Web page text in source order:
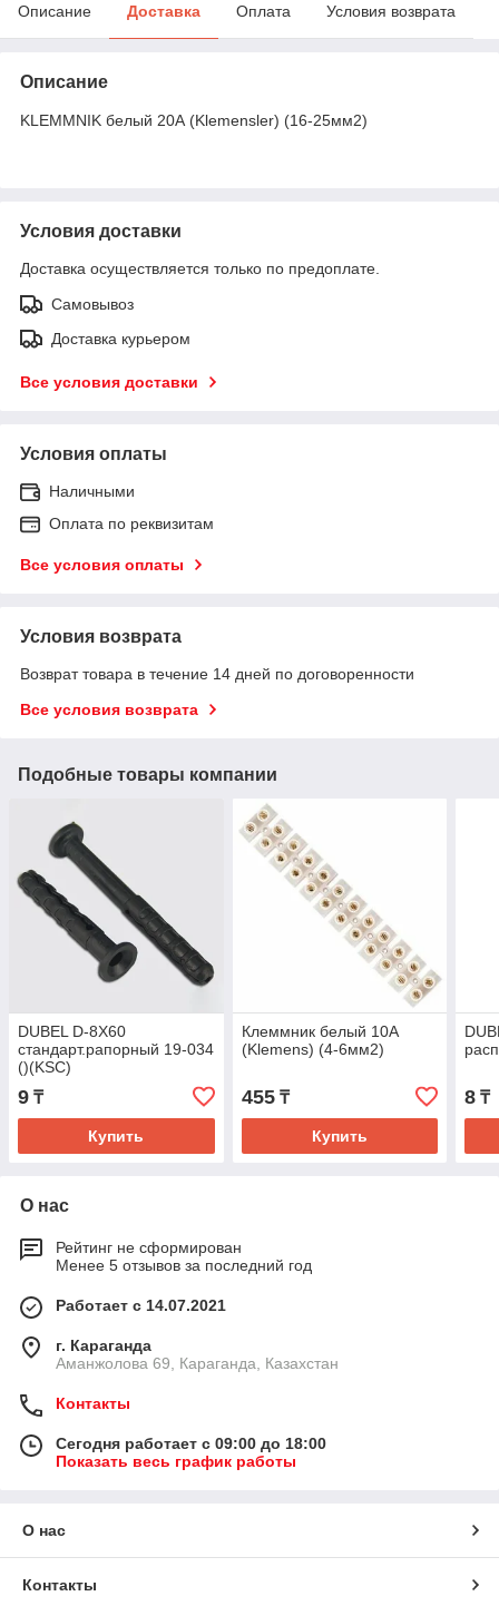
Описание Доставка Оплата Условия возврата
Описание
KLEMMNIK белый 20А (Klemensler) (16-25мм2)
Условия доставки
Доставка осуществляется только по предоплате.
Самовывоз
Доставка курьером
Все условия доставки
Условия оплаты
Наличными
Оплата по реквизитам
Все условия оплаты
Условия возврата
Возврат товара в течение 14 дней по договоренности
Все условия возврата
Подобные товары компании
DUBEL D-8X60
стандарт.рапорный 19-034
()(KSC)
9 ₸
Купить
Клеммник белый 10А
(Klemens) (4-6мм2)
455₸
Купить
8 ₸
О нас
Рейтинг не сформирован
Менее 5 отзывов за последний год
Работает с 14.07.2021
г. Караганда
Аманжолова 69, Караганда, Казахстан
Контакты
Сегодня работает с 09:00 до 18:00
Показать весь график работы
О нас
Контакты